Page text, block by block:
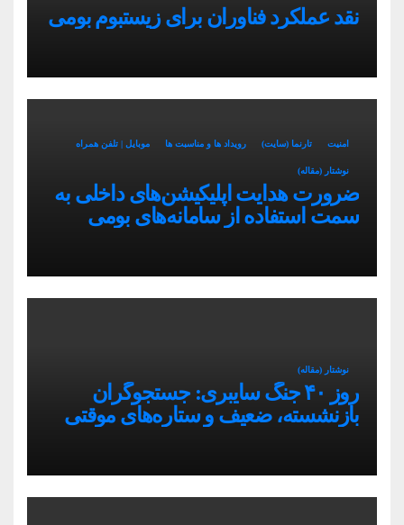
نقد عملکرد فناوران برای زیستبوم بومی
امنیت تارنما (سایت) رویداد ها و مناسبت ها موبایل | تلفن همراه
نوشتار (مقاله)
ضرورت هدایت اپلیکیشن‌های داخلی به
سمت استفاده از سامانه‌های بومی
نوشتار (مقاله)
روز ۴۰ جنگ سایبری: جستجوگران
بازنشسته، ضعیف و ستاره‌های موقتی